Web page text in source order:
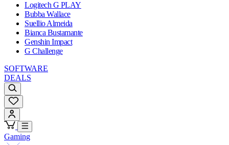
Logitech G PLAY
Bubba Wallace
Suellio Almeida
Bianca Bustamante
Genshin Impact
G Challenge
SOFTWARE
DEALS
Gaming